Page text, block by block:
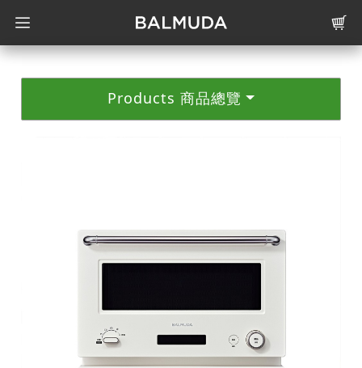
Products 商品總覽